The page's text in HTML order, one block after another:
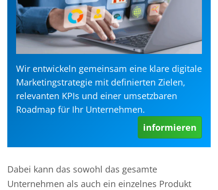
Wir entwickeln gemeinsam eine klare digitale
Marketingstrategie mit definierten Zielen,
relevanten KPIs und einer umsetzbaren
Roadmap für Ihr Unternehmen.
informieren
Dabei kann das sowohl das gesamte
Unternehmen als auch ein einzelnes Produkt